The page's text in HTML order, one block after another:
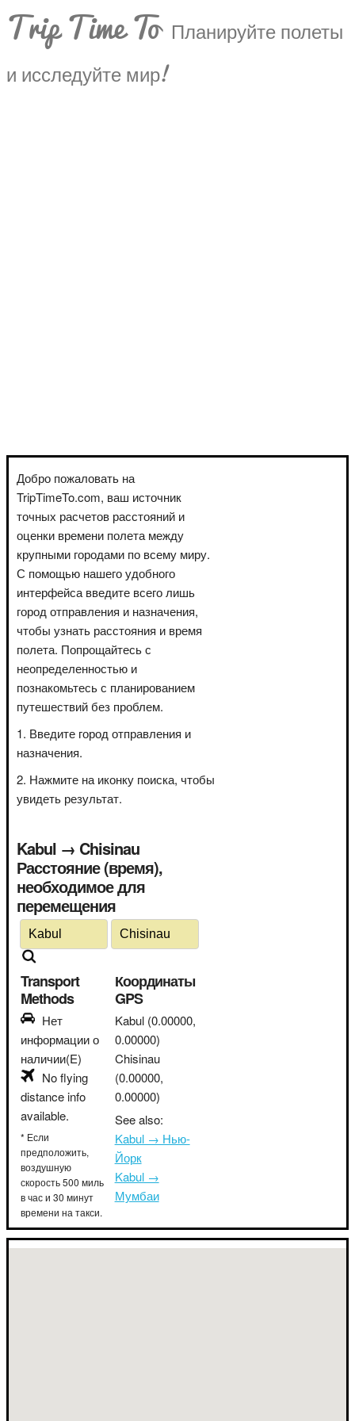
Trip Time To Планируйте полеты
и исследуйте мир!
Добро пожаловать на
TripTimeTo.com, ваш источник
точных расчетов расстояний и
оценки времени полета между
крупными городами по всему миру.
С помощью нашего удобного
интерфейса введите всего лишь
город отправления и назначения,
чтобы узнать расстояния и время
полета. Попрощайтесь с
неопределенностью и
познакомьтесь с планированием
путешествий без проблем.
Введите город отправления и
назначения.
Нажмите на иконку поиска, чтобы
увидеть результат.
Kabul → Chisinau
Расстояние (время),
необходимое для
перемещения
Transport
Methods
Нет
информации о
наличии(E)
No flying
distance info
available.
* Если
предположить,
воздушную
скорость 500 миль
в час и 30 минут
времени на такси.
Координаты
GPS
Kabul (0.00000,
0.00000)
Chisinau
(0.00000,
0.00000)
See also:
Kabul → Нью-
Йорк
Kabul →
Мумбаи